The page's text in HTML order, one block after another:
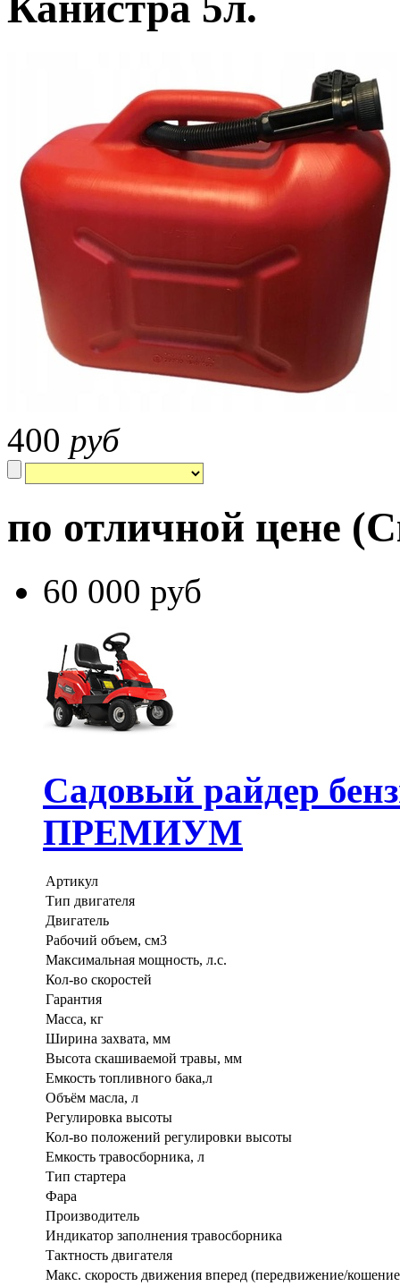
400 руб
по отличной цене
60 000 руб
Садовый райдер
ПРЕМИУМ
Артикул
Тип двигателя
Двигатель
Рабочий объем, см3
Максимальная мощность, л.с.
Кол-во скоростей
Гарантия
Масса, кг
Ширина захвата, мм
Высота скашиваемой травы, мм
Емкость топливного бака,л
Объём масла, л
Регулировка высоты
Кол-во положений регулировки высоты
Емкость травосборника, л
Тип стартера
Фара
Производитель
Индикатор заполнения травосборника
Тактность двигателя
Макс. скорость движения вперед (передвижение/